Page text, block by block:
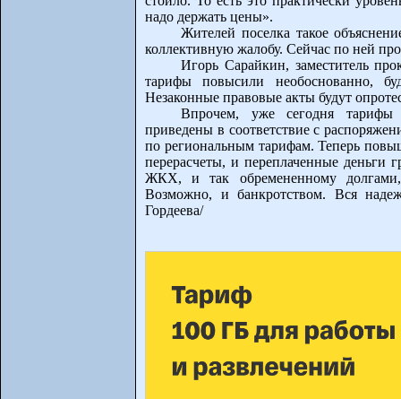
надо держать цены».
Жителей поселка такое
коллективную жалобу. Сейчас по ней
Игорь Сарайкин, заместитель
тарифы повысили необоснованно,
Незаконные правовые акты будут
Впрочем, уже сегодня тарифы
приведены в соответствие с
по региональным тарифам. Теперь
перерасчеты, и переплаченные
ЖКХ, и так обремененному
Возможно, и банкротством. Вся
Гордеева/